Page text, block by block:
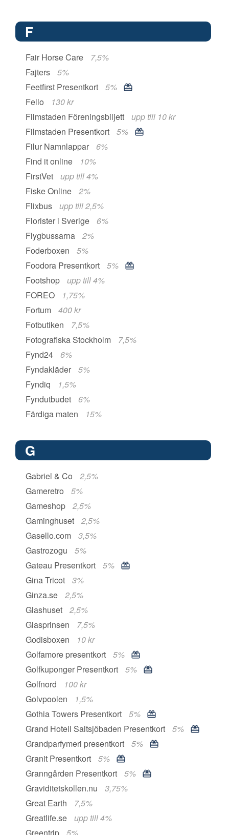
F
Fair Horse Care
7,5%
Fajters
5%
Feetfirst Presentkort
5%
Fello
130 kr
Filmstaden Föreningsbiljett
upp till 10 kr
Filmstaden Presentkort
5%
Filur Namnlappar
6%
Find it online
10%
FirstVet
upp till 4%
Fiske Online
2%
Flixbus
upp till 2,5%
Florister i Sverige
6%
Flygbussarna
2%
Foderboxen
5%
Foodora Presentkort
5%
Footshop
upp till 4%
FOREO
1,75%
Fortum
400 kr
Fotbutiken
7,5%
Fotografiska Stockholm
7,5%
Fynd24
6%
Fyndakläder
5%
Fyndiq
1,5%
Fyndutbudet
6%
Färdiga maten
15%
G
Gabriel & Co
2,5%
Gameretro
5%
Gameshop
2,5%
Gaminghuset
2,5%
Gasello.com
3,5%
Gastrozogu
5%
Gateau Presentkort
5%
Gina Tricot
3%
Ginza.se
2,5%
Glashuset
2,5%
Glasprinsen
7,5%
Godisboxen
10 kr
Golfamore presentkort
5%
Golfkuponger Presentkort
5%
Golfnord
100 kr
Golvpoolen
1,5%
Gothia Towers Presentkort
5%
Grand Hotell Saltsjöbaden Presentkort
5%
Grandparfymeri presentkort
5%
Granit Presentkort
5%
Granngården Presentkort
5%
Graviditetskollen.nu
3,75%
Great Earth
7,5%
Greatlife.se
upp till 4%